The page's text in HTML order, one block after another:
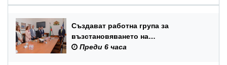
Създават работна група за
възстановяването на
Международния балетен конкурс –
Преди 6 часа